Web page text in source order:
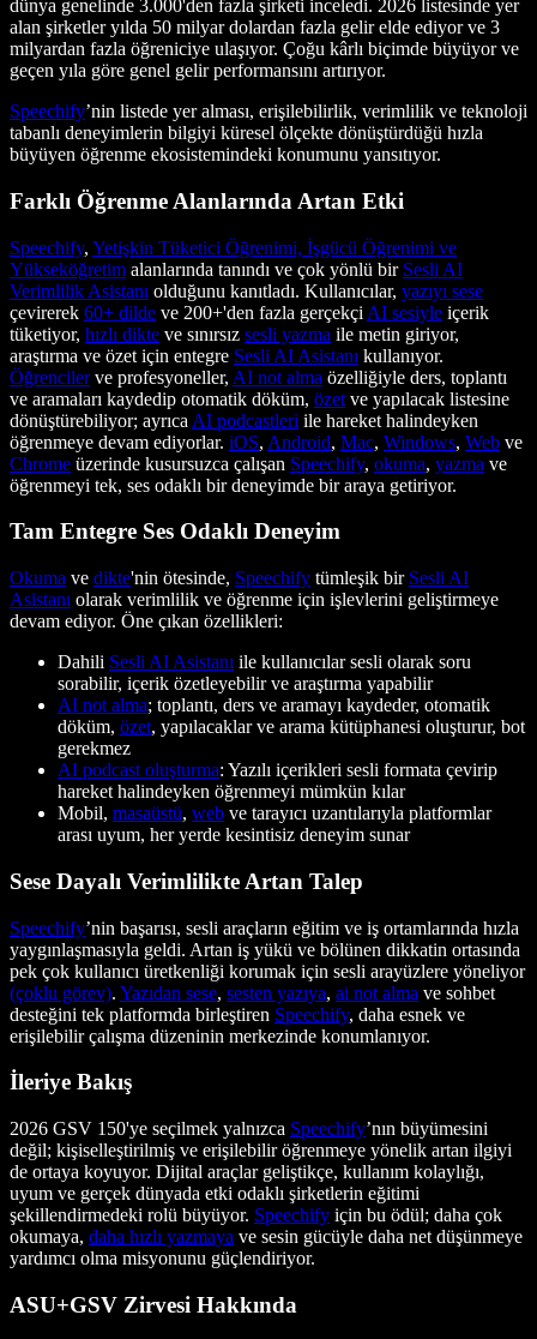
dünya genelinde 3.000'den fazla şirketi inceledi. 2026 listesinde yer
alan şirketler yılda 50 milyar dolardan fazla gelir elde ediyor ve 3
milyardan fazla öğreniciye ulaşıyor. Çoğu kârlı biçimde büyüyor ve
geçen yıla göre genel gelir performansını artırıyor.
Speechify’nin listede yer alması, erişilebilirlik, verimlilik ve teknoloji
tabanlı deneyimlerin bilgiyi küresel ölçekte dönüştürdüğü hızla
büyüyen öğrenme ekosistemindeki konumunu yansıtıyor.
Farklı Öğrenme Alanlarında Artan Etki
Speechify, Yetişkin Tüketici Öğrenimi, İşgücü Öğrenimi ve
Yükseköğretim alanlarında tanındı ve çok yönlü bir Sesli AI
Verimlilik Asistanı olduğunu kanıtladı. Kullanıcılar, yazıyı sese
çevirerek 60+ dilde ve 200+'den fazla gerçekçi AI sesiyle içerik
tüketiyor, hızlı dikte ve sınırsız sesli yazma ile metin giriyor,
araştırma ve özet için entegre Sesli AI Asistanı kullanıyor.
Öğrencilerve profesyoneller, AI not alma özelliğiyle ders, toplantı
ve aramaları kaydedip otomatik döküm, özet ve yapılacak listesine
dönüştürebiliyor; ayrıca AI podcastleri ile hareket halindeyken
öğrenmeye devam ediyorlar. iOS, Android, Mac, Windows, Web ve
Chrome üzerinde kusursuzca çalışan Speechify, okuma, yazma ve
öğrenmeyi tek, ses odaklı bir deneyimde bir araya getiriyor.
Tam Entegre Ses Odaklı Deneyim
Okuma ve dikte'nin ötesinde, Speechify tümleşik bir Sesli AI
Asistanı olarak verimlilik ve öğrenme için işlevlerini geliştirmeye
devam ediyor. Öne çıkan özellikleri:
Dahili Sesli AI Asistanı ile kullanıcılar sesli olarak soru
sorabilir, içerik özetleyebilir ve araştırma yapabilir
AI not alma; toplantı, ders ve aramayı kaydeder, otomatik
döküm, özet, yapılacaklar ve arama kütüphanesi oluşturur, bot
gerekmez
AI podcast oluşturma: Yazılı içerikleri sesli formata çevirip
hareket halindeyken öğrenmeyi mümkün kılar
Mobil, masaüstü, web ve tarayıcı uzantılarıyla platformlar
arası uyum, her yerde kesintisiz deneyim sunar
Sese Dayalı Verimlilikte Artan Talep
Speechify’nin başarısı, sesli araçların eğitim ve iş ortamlarında hızla
yaygınlaşmasıyla geldi. Artan iş yükü ve bölünen dikkatin ortasında
pek çok kullanıcı üretkenliği korumak için sesli arayüzlere yöneliyor
(çoklu görev). Yazıdan sese, sesten yazıya, ai not alma ve sohbet
desteğini tek platformda birleştiren Speechify, daha esnek ve
erişilebilir çalışma düzeninin merkezinde konumlanıyor.
İleriye Bakış
2026 GSV 150'ye seçilmek yalnızca Speechify’nın büyümesini
değil; kişiselleştirilmiş ve erişilebilir öğrenmeye yönelik artan ilgiyi
de ortaya koyuyor. Dijital araçlar geliştikçe, kullanım kolaylığı,
uyum ve gerçek dünyada etki odaklı şirketlerin eğitimi
şekillendirmedeki rolü büyüyor. Speechify için bu ödül; daha çok
okumaya, daha hızlı yazmaya ve sesin gücüyle daha net düşünmeye
yardımcı olma misyonunu güçlendiriyor.
ASU+GSV Zirvesi Hakkında